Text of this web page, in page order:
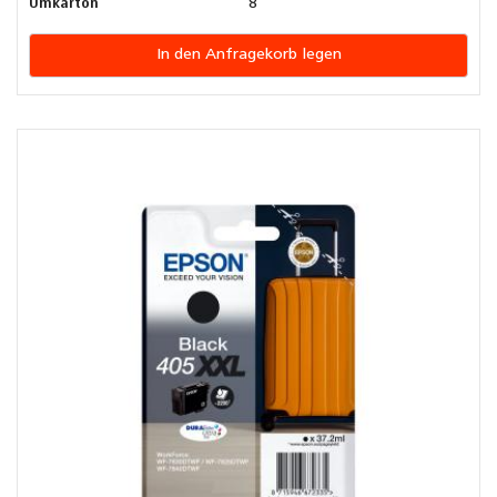
Umkarton 8
In den Anfragekorb legen